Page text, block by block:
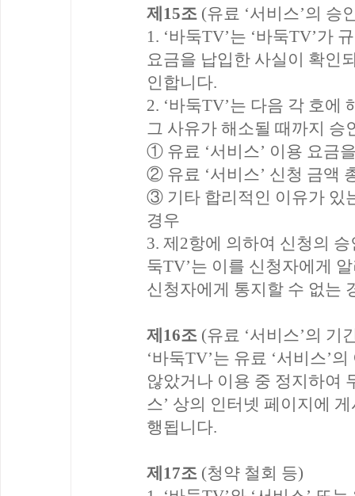
제15조 (유료 ‘서비스’의 승
1. ‘바둑TV’는 ‘바둑TV’가
요금을 납입한 사실이 확인
인합니다.
2. ‘바둑TV’는 다음 각 호에
그 사유가 해소될 때까지 승
① 유료 ‘서비스’ 이용 요금
② 유료 ‘서비스’ 신청 금액
③ 기타 합리적인 이유가 있
경우
3. 제2항에 의하여 신청의
둑TV’는 이를 신청자에게
신청자에게 통지할 수 없는
제16조 (유료 ‘서비스’의 기
‘바둑TV’는 유료 ‘서비스’
않았거나 이용 중 정지하여
스’ 상의 인터넷 페이지에
행됩니다.
제17조 (청약 철회 등)